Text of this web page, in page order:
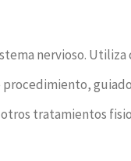
nervioso.
tratamientos